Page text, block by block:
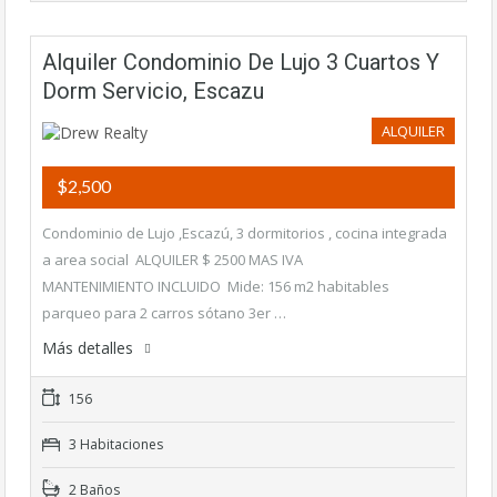
Alquiler Condominio De Lujo 3 Cuartos Y
Dorm Servicio, Escazu
ALQUILER
$2,500
Condominio de Lujo ,Escazú, 3 dormitorios , cocina integrada
a area social ALQUILER $ 2500 MAS IVA
MANTENIMIENTO INCLUIDO Mide: 156 m2 habitables
parqueo para 2 carros sótano 3er …
Más detalles
156
3 Habitaciones
2 Baños